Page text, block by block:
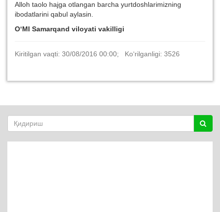
Alloh taolo hajga otlangan barcha yurtdoshlarimizning
ibodatlarini qabul aylasin.
O‘MI Samarqand viloyati vakilligi
Kiritilgan vaqti: 30/08/2016 00:00; Ko‘rilganligi: 3526